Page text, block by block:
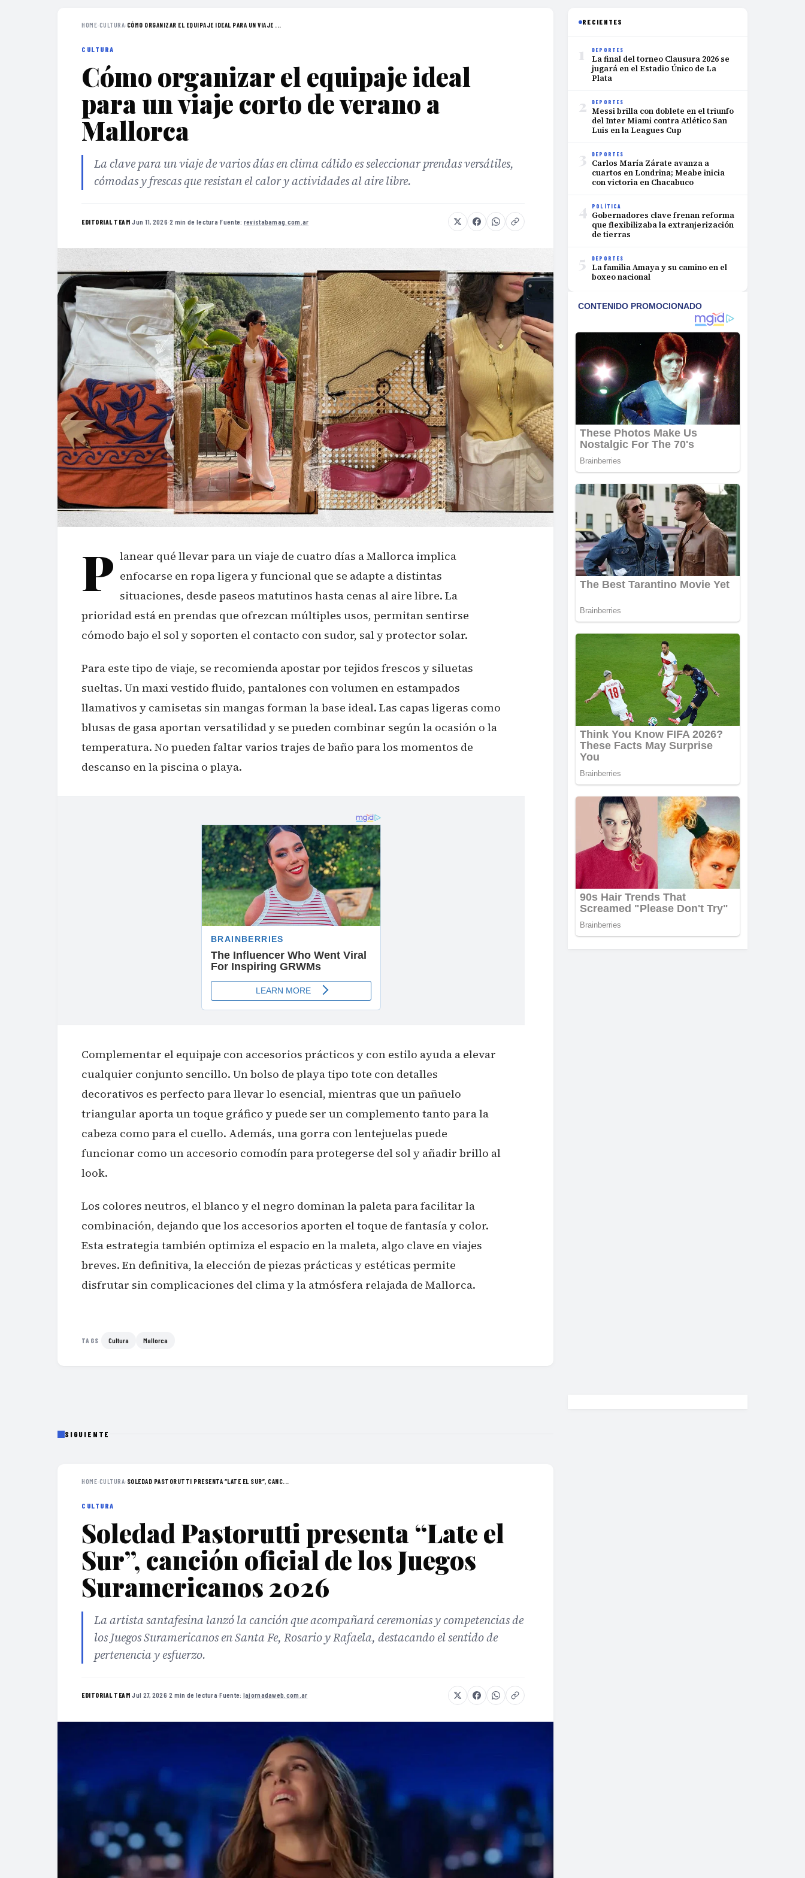
HOME›CULTURA› CÓMO ORGANIZAR EL EQUIPAJE IDEAL PARA UN VIAJE ...
CULTURA
Cómo organizar el equipaje ideal
para un viaje corto de verano a
Mallorca
La clave para un viaje de varios días en clima cálido es seleccionar prendas versátiles,
cómodas y frescas que resistan el calor y actividades al aire libre.
EDITORIAL TEAM·Jun 11, 2026·2 min de lectura·Fuente: revistabamag.com.ar
P lanear qué llevar para un viaje de cuatro días a Mallorca implica
enfocarse en ropa ligera y funcional que se adapte a distintas
situaciones, desde paseos matutinos hasta cenas al aire libre. La
prioridad está en prendas que ofrezcan múltiples usos, permitan sentirse
cómodo bajo el sol y soporten el contacto con sudor, sal y protector solar.
Para este tipo de viaje, se recomienda apostar por tejidos frescos y siluetas
sueltas. Un maxi vestido fluido, pantalones con volumen en estampados
llamativos y camisetas sin mangas forman la base ideal. Las capas ligeras como
blusas de gasa aportan versatilidad y se pueden combinar según la ocasión o la
temperatura. No pueden faltar varios trajes de baño para los momentos de
descanso en la piscina o playa.
Complementar el equipaje con accesorios prácticos y con estilo ayuda a elevar
cualquier conjunto sencillo. Un bolso de playa tipo tote con detalles
decorativos es perfecto para llevar lo esencial, mientras que un pañuelo
triangular aporta un toque gráfico y puede ser un complemento tanto para la
cabeza como para el cuello. Además, una gorra con lentejuelas puede
funcionar como un accesorio comodín para protegerse del sol y añadir brillo al
look.
Los colores neutros, el blanco y el negro dominan la paleta para facilitar la
combinación, dejando que los accesorios aporten el toque de fantasía y color.
Esta estrategia también optimiza el espacio en la maleta, algo clave en viajes
breves. En definitiva, la elección de piezas prácticas y estéticas permite
disfrutar sin complicaciones del clima y la atmósfera relajada de Mallorca.
TAGS Cultura Mallorca
RECIENTES
1 DEPORTES
La final del torneo Clausura 2026 se
jugará en el Estadio Único de La
Plata
2 DEPORTES
Messi brilla con doblete en el triunfo
del Inter Miami contra Atlético San
Luis en la Leagues Cup
3 DEPORTES
Carlos María Zárate avanza a
cuartos en Londrina; Meabe inicia
con victoria en Chacabuco
4 POLÍTICA
Gobernadores clave frenan reforma
que flexibilizaba la extranjerización
de tierras
5 DEPORTES
La familia Amaya y su camino en el
boxeo nacional
SIGUIENTE
HOME›CULTURA› SOLEDAD PASTORUTTI PRESENTA “LATE EL SUR”, CANC...
CULTURA
Soledad Pastorutti presenta “Late el
Sur”, canción oficial de los Juegos
Suramericanos 2026
La artista santafesina lanzó la canción que acompañará ceremonias y competencias de
los Juegos Suramericanos en Santa Fe, Rosario y Rafaela, destacando el sentido de
pertenencia y esfuerzo.
EDITORIAL TEAM·Jul 27, 2026·2 min de lectura·Fuente: lajornadaweb.com.ar